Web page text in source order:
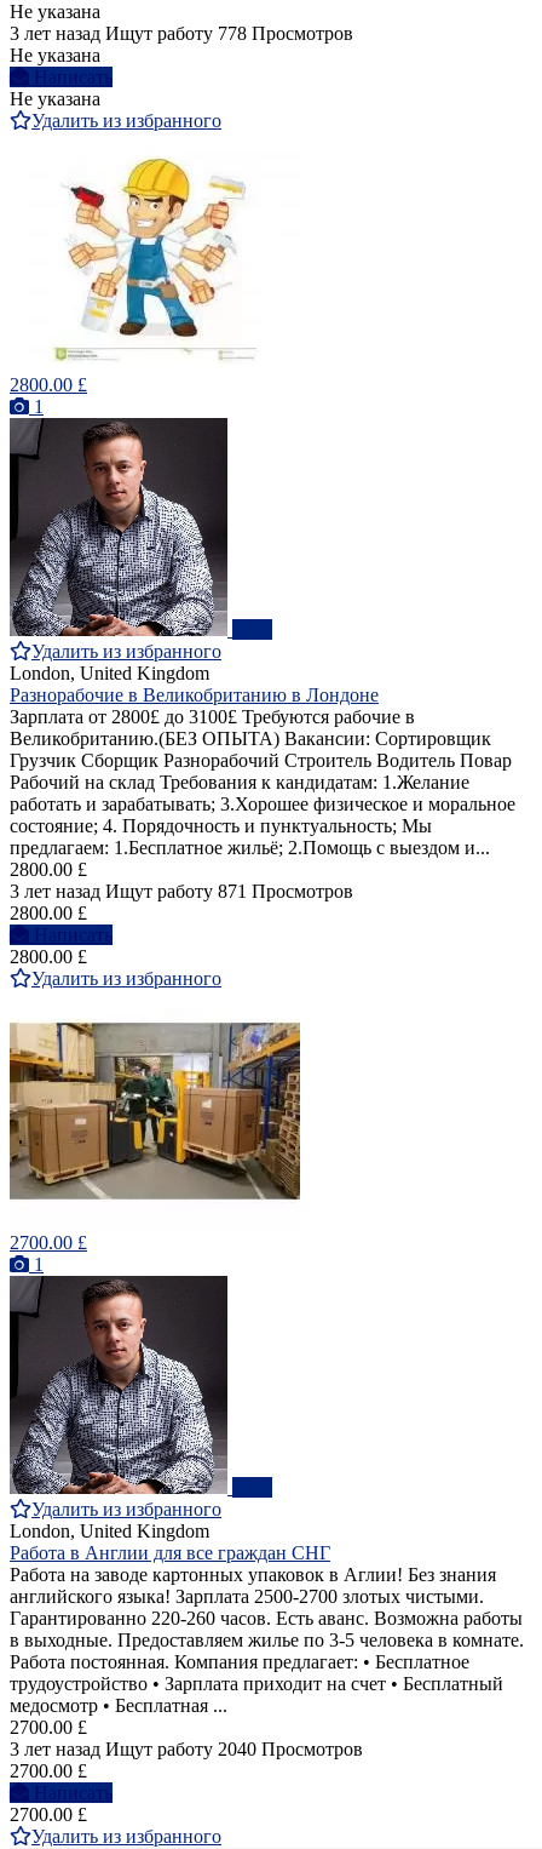
Не указана
3 лет назад Ищут работу 778 Просмотров
Не указана
Написать
Не указана
Удалить из избранного
2800.00 £
1
Удалить из избранного
London, United Kingdom
Разнорабочие в Великобританию в Лондоне
Зарплата от 2800£ до 3100£ Требуются рабочие в
Великобританию.(БЕЗ ОПЫТА) Вакансии: Сортировщик
Грузчик Сборщик Разнорабочий Строитель Водитель Повар
Рабочий на склад Требования к кандидатам: 1.Желание
работать и зарабатывать; 3.Хорошее физическое и моральное
состояние; 4. Порядочность и пунктуальность; Мы
предлагаем: 1.Бесплатное жильё; 2.Помощь с выездом и...
2800.00 £
3 лет назад Ищут работу 871 Просмотров
2800.00 £
Написать
2800.00 £
Удалить из избранного
2700.00 £
1
Удалить из избранного
London, United Kingdom
Работа в Англии для все граждан СНГ
Работа на заводе картонных упаковок в Аглии! Без знания
английского языка! Зарплата 2500-2700 злотых чистыми.
Гарантированно 220-260 часов. Есть аванс. Возможна работы
в выходные. Предоставляем жилье по 3-5 человека в комнате.
Работа постоянная. Компания предлагает: • Бесплатное
трудоустройство • Зарплата приходит на счет • Бесплатный
медосмотр • Бесплатная ...
2700.00 £
3 лет назад Ищут работу 2040 Просмотров
2700.00 £
Написать
2700.00 £
Удалить из избранного